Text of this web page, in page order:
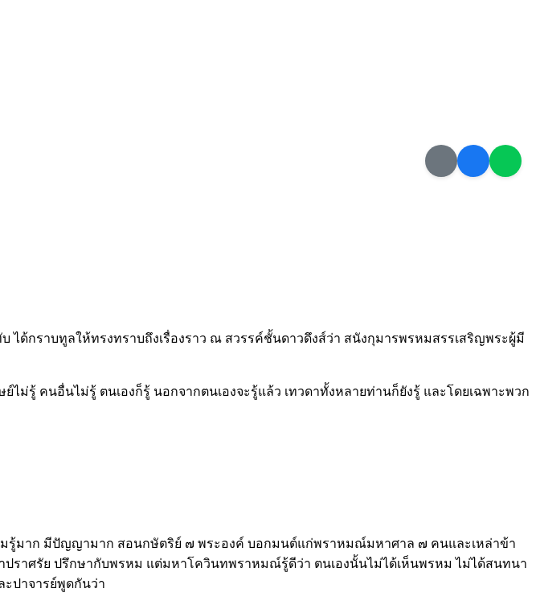
กราบทูลให้ทรงทราบถึงเรื่องราว ณ สวรรค์ชั้นดาวดึงส์ว่า สนังกุมารพรหมสรรเสริญพระผู้มี
ม่รู้ คนอื่นไม่รู้ ตนเองก็รู้ นอกจากตนเองจะรู้แล้ว เทวดาทั้งหลายท่านก็ยังรู้ และโดยเฉพาะพวก
มาก มีปัญญามาก สอนกษัตริย์ ๗ พระองค์ บอกมนต์แก่พราหมณ์มหาศาล ๗ คนและเหล่าข้า
าศรัย ปรึกษากับพรหม แต่มหาโควินทพราหมณ์รู้ดีว่า ตนเองนั้นไม่ได้เห็นพรหม ไม่ได้สนทนา
ปาจารย์พูดกันว่า